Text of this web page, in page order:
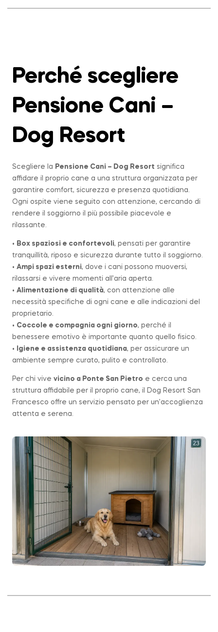
Perché scegliere
Pensione Cani –
Dog Resort
Scegliere la Pensione Cani – Dog Resort significa
affidare il proprio cane a una struttura organizzata per
garantire comfort, sicurezza e presenza quotidiana.
Ogni ospite viene seguito con attenzione, cercando di
rendere il soggiorno il più possibile piacevole e
rilassante.
• Box spaziosi e confortevoli, pensati per garantire
tranquillità, riposo e sicurezza durante tutto il soggiorno.
• Ampi spazi esterni, dove i cani possono muoversi,
rilassarsi e vivere momenti all’aria aperta.
• Alimentazione di qualità, con attenzione alle
necessità specifiche di ogni cane e alle indicazioni del
proprietario.
• Coccole e compagnia ogni giorno, perché il
benessere emotivo è importante quanto quello fisico.
•
Igiene e assistenza quotidiana, per assicurare un
ambiente sempre curato, pulito e controllato.
Per chi vive vicino a Ponte San Pietro e cerca una
struttura affidabile per il proprio cane, il Dog Resort San
Francesco offre un servizio pensato per un’accoglienza
attenta e serena.